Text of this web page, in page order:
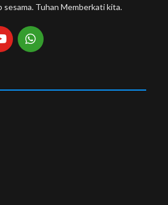
Tuhan Memberkati kita.